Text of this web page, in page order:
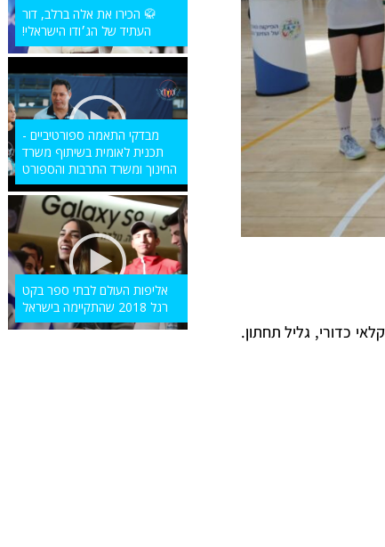
כדורי, גליל תחתון.
🥋 הכירו את אלה ברלב, דור
העתיד של הג׳ודו הישראלי!
מבדקי התאמה ספורטיביים -
תכנית לאומית בשיתוף משרד
החינוך ומשרד התרבות והספורט
אליפות העולם לבתי ספר בקט
רגל 2018 שהתקיימה בישראל